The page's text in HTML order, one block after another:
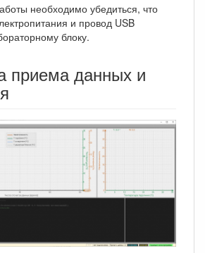
необходимо убедиться, что
и провод USB
блоку.
приема данных и